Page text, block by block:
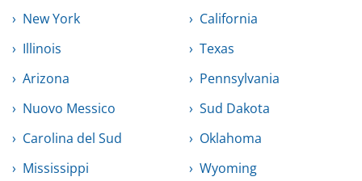
New York
California
Illinois
Texas
Arizona
Pennsylvania
Nuovo Messico
Sud Dakota
Carolina del Sud
Oklahoma
Mississippi
Wyoming